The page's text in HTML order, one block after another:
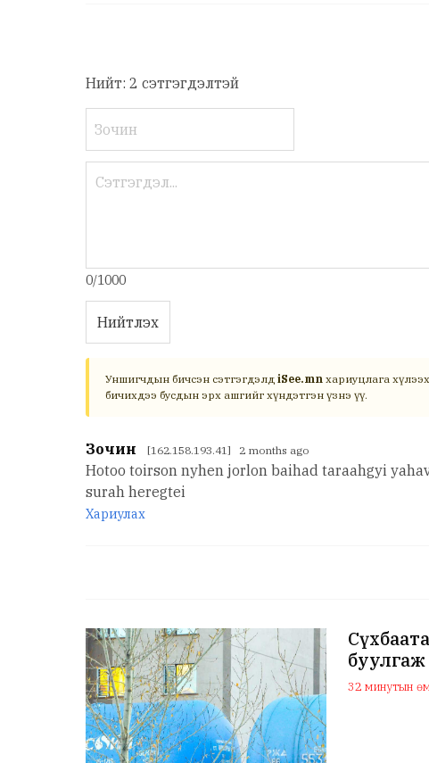
Нийт: 2 сэтгэгдэлтэй
0/1000
Нийтлэх
Уншигчдын бичсэн сэтгэгдэлд iSee.mn хариуцлага
бичихдээ бусдын эрх ашгийг хүндэтгэн үзнэ үү.
Зочин [162.158.193.41] 2 months ago
Hotoo toirson nyhen jorlon baihad taraahgyi
surah heregtei
Хариулах
32 минутын